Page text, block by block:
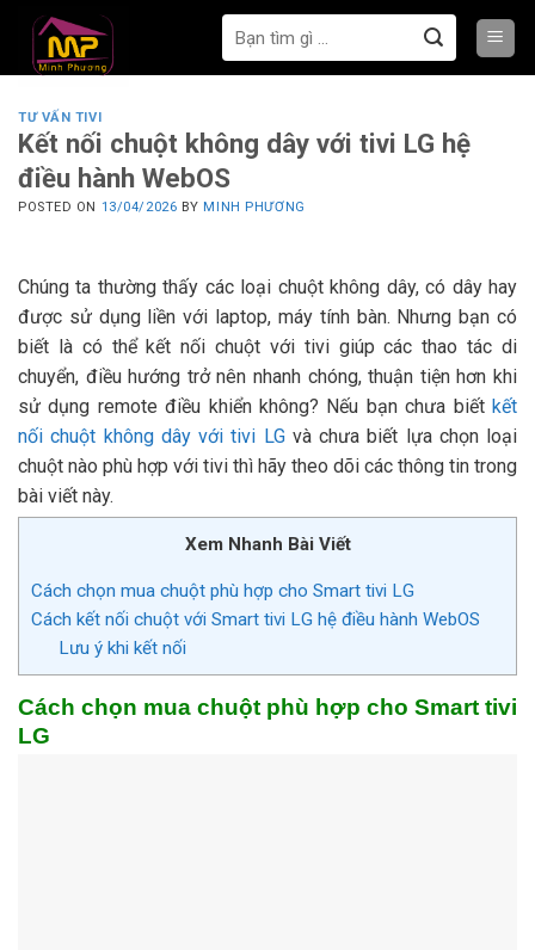
nội
kiếm:
TƯ VẤN TIVI
Kết nối chuột không dây với tivi LG hệ
điều hành WebOS
POSTED ON 13/04/2026 BY MINH PHƯƠNG
Chúng ta thường thấy các loại chuột không dây, có dây hay
được sử dụng liền với laptop, máy tính bàn. Nhưng bạn có
biết là có thể kết nối chuột với tivi giúp các thao tác di
chuyển, điều hướng trở nên nhanh chóng, thuận tiện hơn khi
sử dụng remote điều khiển không? Nếu bạn chưa biết kết
nối chuột không dây với tivi LGvà chưa biết lựa chọn loại
chuột nào phù hợp với tivi thì hãy theo dõi các thông tin trong
bài viết này.
Xem Nhanh Bài Viết
Cách chọn mua chuột phù hợp cho Smart tivi LG
Cách kết nối chuột với Smart tivi LG hệ điều hành WebOS
Lưu ý khi kết nối
Cách chọn mua chuột phù hợp cho Smart tivi
LG